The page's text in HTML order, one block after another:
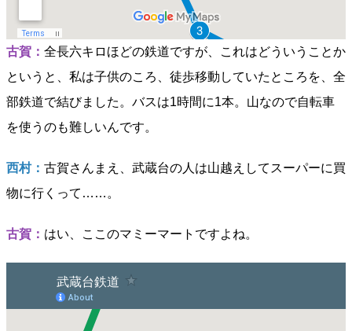
古賀： 全長六キロほどの鉄道ですが、これはどういうことか
というと、私は子供のころ、徒歩移動していたところを、全
部鉄道で結びました。バスは1時間に1本。山なので自転車
を使うのも難しいんです。
西村： 古賀さんまえ、武蔵台の人は山越えしてスーパーに買
物に行くって……。
古賀： はい、ここのマミーマートですよね。